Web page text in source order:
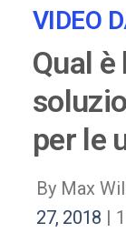
VIDEO
Qual
per le
By Max
27, 2018 |